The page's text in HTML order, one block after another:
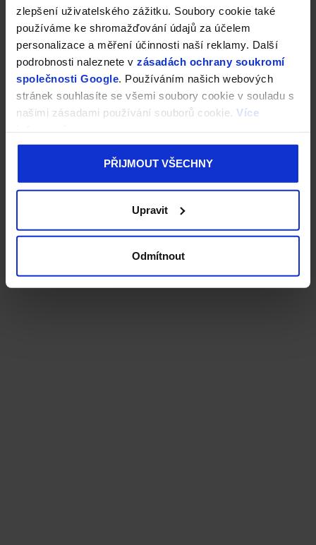
zlepšení uživatelského zážitku. Soubory cookie také
používáme ke shromažďování údajů za účelem
personalizace a měření účinnosti naší reklamy. Další
podrobnosti naleznete v zásadách ochrany soukromí
společnosti Google . Používáním našich webových
stránek souhlasíte se všemi soubory cookie v souladu s
našimi zásadami používání souborů cookie. Více
PŘIJMOUT VŠECHNY
Upravit
Odmítnout